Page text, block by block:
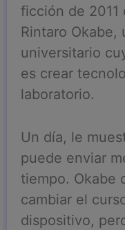
ficción de 2011
Rintaro Okabe,
universitario
es crear
laboratorio.
Un día, le
puede enviar
tiempo. Okabe
cambiar el
dispositivo,